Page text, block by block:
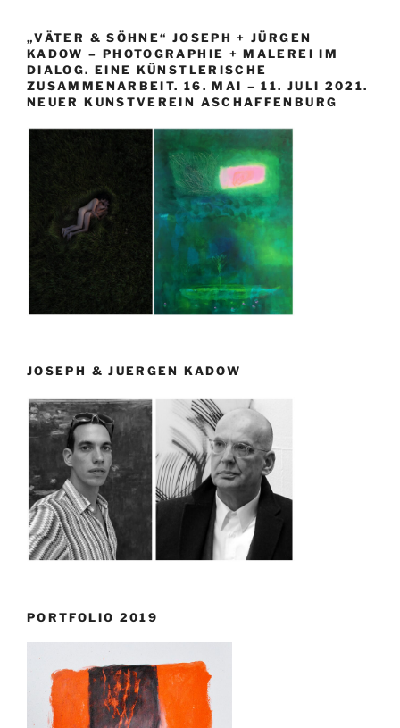
„VÄTER & SÖHNE“ JOSEPH + JÜRGEN
KADOW – PHOTOGRAPHIE + MALEREI IM
DIALOG. EINE KÜNSTLERISCHE
ZUSAMMENARBEIT. 16. MAI – 11. JULI 2021.
NEUER KUNSTVEREIN ASCHAFFENBURG
JOSEPH & JUERGEN KADOW
PORTFOLIO 2019